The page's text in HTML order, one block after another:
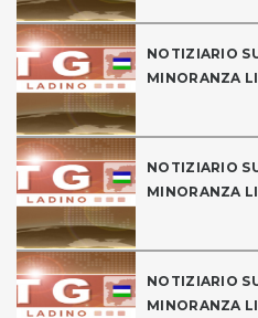
NOTIZIARIO
MINORANZA
NOTIZIARIO
MINORANZA
NOTIZIARIO
MINORANZA